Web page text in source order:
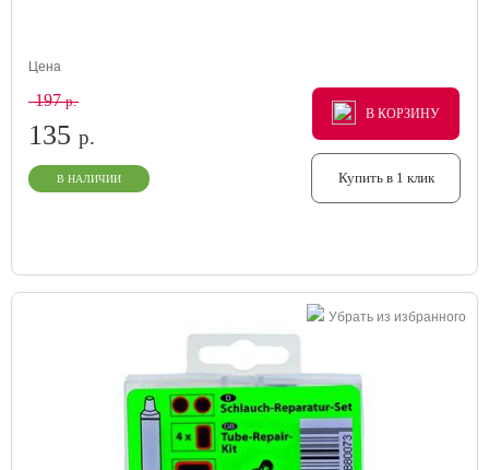
Цена
197р.
135 р.
В НАЛИЧИИ
В КОРЗИНУ
В КОРЗИНУ
В КОРЗИНУ
Купить в 1 клик
Убрать из избранного